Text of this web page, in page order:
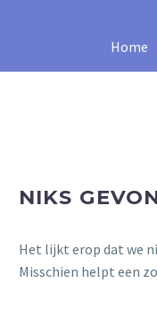
Home
NIKS
Het lijkt erop dat we
Misschien helpt een